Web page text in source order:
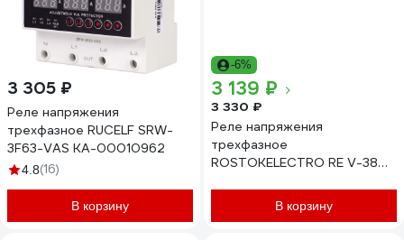
3 305 ₽
Реле напряжения
трехфазное RUCELF SRW-
3F63-VAS КА-00010962
4.8(16)
В корзину
-6%
3 139 ₽
3 330 ₽
Реле напряжения
трехфазное
ROSTOKELECTRO RE V-380V
В корзину